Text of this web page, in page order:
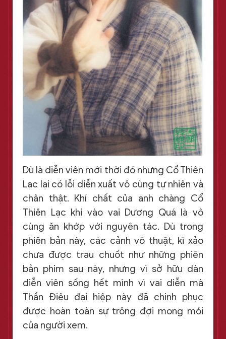
Dù là diễn viên mới thời đó nhưng Cổ Thiên
Lạc lại có lỗi diễn xuất vô cùng tự nhiên và
chân thật. Khí chất của anh chàng Cổ
Thiên Lạc khi vào vai Dương Quá là vô
cùng ăn khớp với nguyên tác. Dù trong
phiên bản này, các cảnh võ thuật, kĩ xảo
chưa được trau chuốt như những phiên
bản phim sau này, nhưng vì sở hữu dàn
diễn viên sống hết mình vì vai diễn mà
Thần Điêu đại hiệp này đã chinh phục
được hoàn toàn sự trông đợi mong mỏi
của người xem.